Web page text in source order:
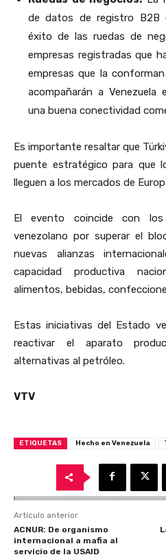
de datos de registro B2B
éxito de las ruedas de
empresas registradas que
empresas que la
acompañarán a Venezuela
una buena conectividad
Es importante resaltar que
puente estratégico para que
lleguen a los mercados de
El evento coincide con
venezolano por superar el
nuevas alianzas
capacidad productiva
alimentos, bebidas,
Estas iniciativas del Estado
reactivar el aparato
alternativas al petróleo.
VTV
ETIQUETAS Hecho en Venezuela
Artículo anterior
ACNUR: De organismo
internacional a mafia al
servicio de la USAID